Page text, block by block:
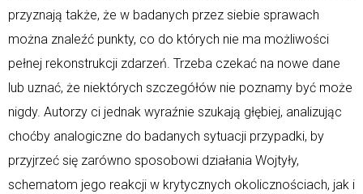
przyznają także, że w badanych przez siebie sprawach
można znaleźć punkty, co do których nie ma możliwości
pełnej rekonstrukcji zdarzeń. Trzeba czekać na nowe dane
lub uznać, że niektórych szczegółów nie poznamy być może
nigdy. Autorzy ci jednak wyraźnie szukają głębiej, analizując
choćby analogiczne do badanych sytuacji przypadki, by
przyjrzeć się zarówno sposobowi działania Wojtyły,
schematom jego reakcji w krytycznych okolicznościach, jak i